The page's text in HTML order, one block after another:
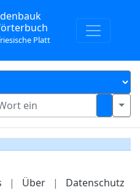
Platt
| Über | Datenschutz